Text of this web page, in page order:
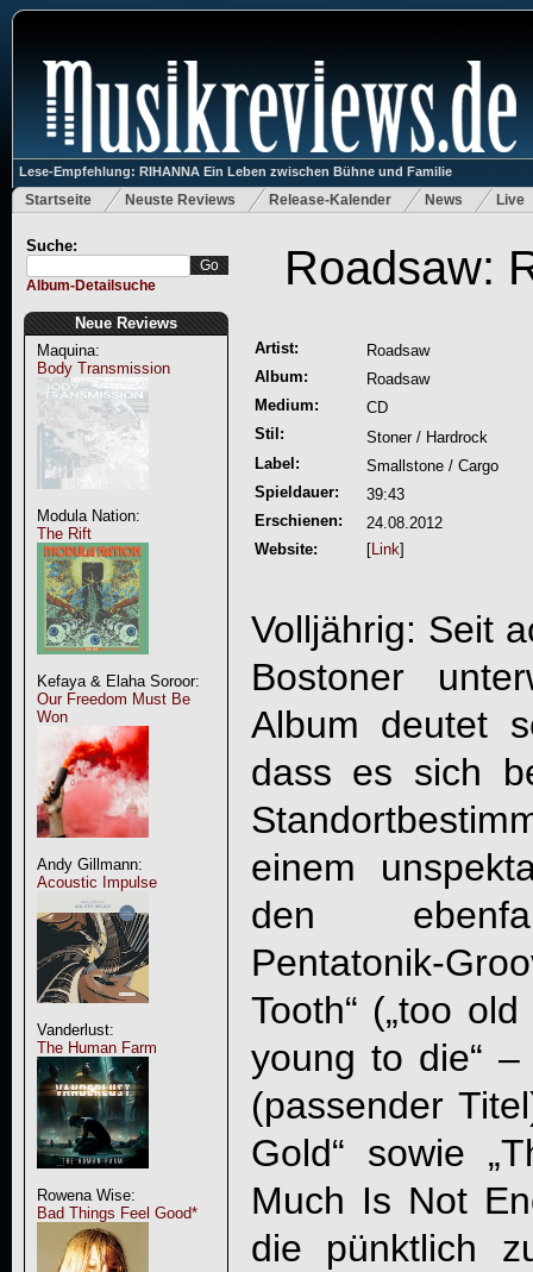
Lese-Empfehlung: RIHANNA Ein Leben zwischen Bühne und Familie
Startseite Neuste Reviews Release-Kalender News Live
Suche:
Album-Detailsuche
Neue Reviews
Maquina:
Body Transmission
Modula Nation:
The Rift
Kefaya & Elaha Soroor:
Our Freedom Must Be
Won
Andy Gillmann:
Acoustic Impulse
Vanderlust:
The Human Farm
Rowena Wise:
Bad Things Feel Good*
Roadsaw:
Artist:
Roadsaw
Album:
Roadsaw
Medium:
CD
Stil:
Stoner / Hardrock
Label:
Smallstone / Cargo
Spieldauer:
39:43
Erschienen:
24.08.2012
Website:
[Link]
Volljährig: Seit
Bostoner
Album deutet
dass es sich
einem
den
Pentatonik-
Tooth“ („too
young to die“
(passender
Gold“ sowie
Much Is Not
die pünktlich